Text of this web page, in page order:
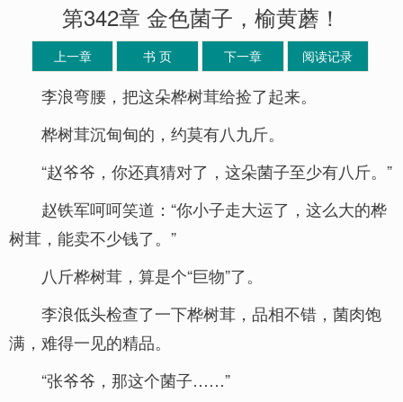
第342章 金色菌子，榆黄蘑！
上一章 书 页 下一章 阅读记录
李浪弯腰，把这朵桦树茸给捡了起来。
桦树茸沉甸甸的，约莫有八九斤。
“赵爷爷，你还真猜对了，这朵菌子至少有八斤。”
赵铁军呵呵笑道：“你小子走大运了，这么大的桦
树茸，能卖不少钱了。”
八斤桦树茸，算是个“巨物”了。
李浪低头检查了一下桦树茸，品相不错，菌肉饱
满，难得一见的精品。
“张爷爷，那这个菌子……”